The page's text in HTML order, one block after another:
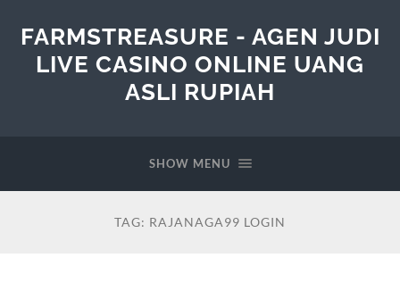
FARMSTREASURE - AGEN JUDI
LIVE CASINO ONLINE UANG
ASLI RUPIAH
SHOW MENU
TAG: RAJANAGA99 LOGIN